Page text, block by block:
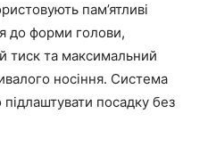
пам’ятливі
до форми голови,
тиск та максимальний
носіння. Система
посадку без